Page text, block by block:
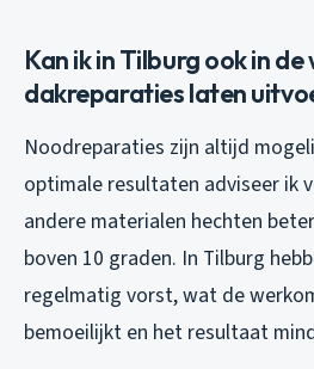
Kan ik in Tilburg ook in
dakreparaties laten
Noodreparaties zijn altijd
optimale resultaten adviseer ik
andere materialen hechten
boven 10 graden. In Tilburg
regelmatig vorst, wat de
bemoeilijkt en het resultaat